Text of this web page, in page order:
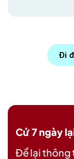
Đi
Cứ 7 ngày
Để lại thông